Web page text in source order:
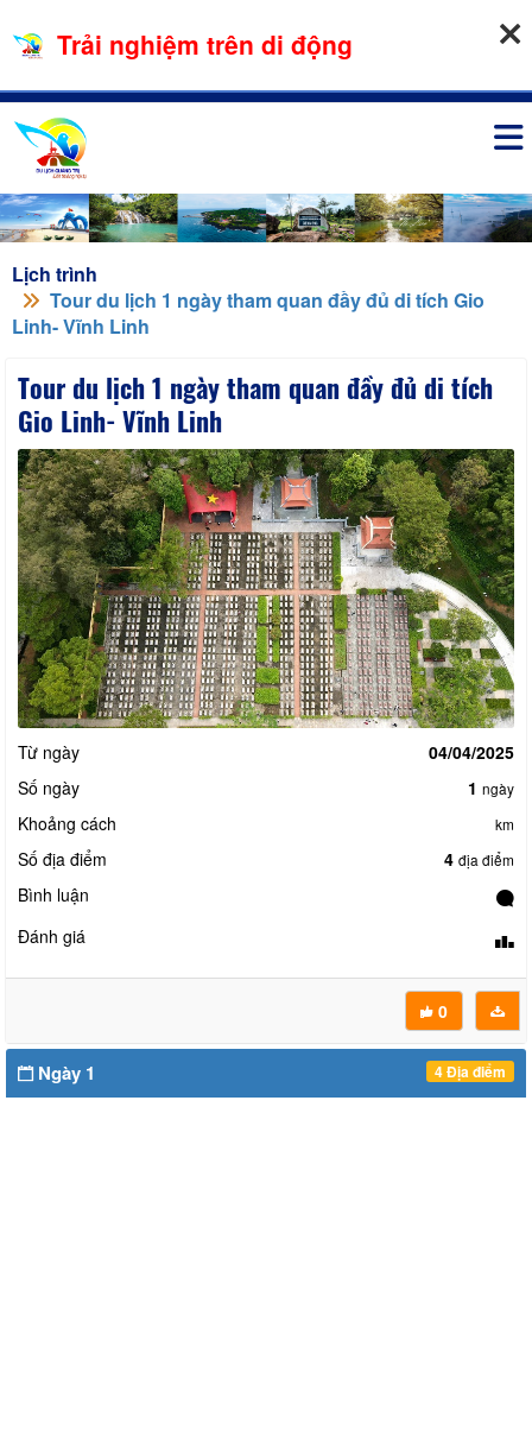
09-08-2026, 12:08:16
Lịch trình
Tour du lịch 1 ngày tham quan đầy đủ di tích Gio
Linh- Vĩnh Linh
Tour du lịch 1 ngày tham quan đầy đủ di tích
Gio Linh- Vĩnh Linh
Từ ngày
04/04/2025
Số ngày
1 ngày
Khoảng cách km
Số địa điểm 4 địa điểm
Bình luận
Đánh giá
0
Ngày 1 4 Địa điểm
Trải nghiệm trên di động